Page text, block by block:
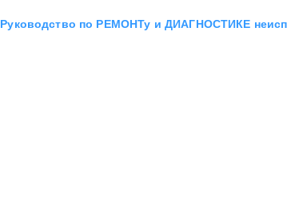
Руководство по РЕМОНТу и ДИАГНОСТИКЕ